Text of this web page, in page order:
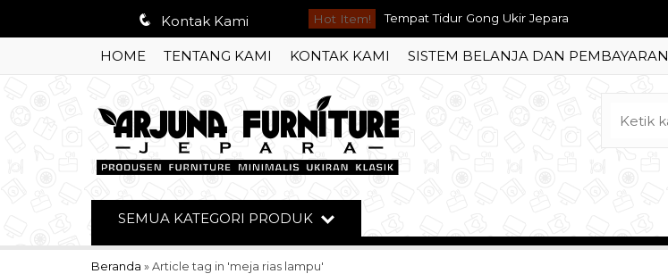
q Kontak Kami Hot Item! Sofa Tamu Minimalis Retro
Dipan Kamar Tidur Estetik Ukir Jepara
Set Meja Makan Oval Gold Ukiran
Bufet Tv Klasik Duco Ukiran Mewah
Sofa Tamu Jati Sudut Terbaru
HOME TENTANG KAMI KONTAK KAMI SISTEM BELANJA DAN PEMBAYARAN
SEMUA KATEGORI PRODUK
Beranda » Article tag in 'meja rias lampu'